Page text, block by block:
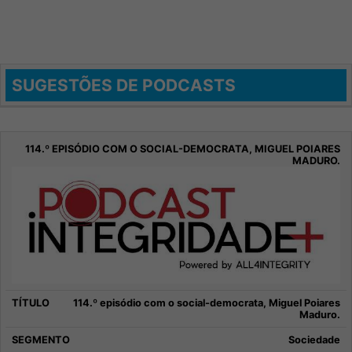
SUGESTÕES DE PODCASTS
114.º episódio com o social-democrata, Miguel Poiares
Maduro.
Sociedade